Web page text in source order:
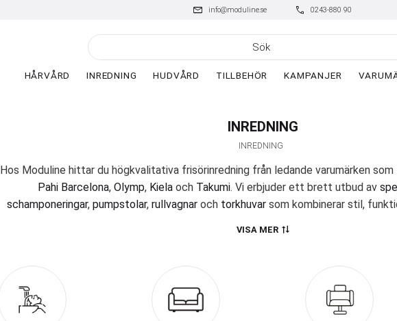
mail info@moduline.se phone 0243-880 90
HÅRVÅRD INREDNING HUDVÅRD TILLBEHÖR KAMPANJER
INREDNING
INREDNING
Hos Moduline hittar du högkvalitativa frisörinredning från ledande varumärken som
Pahi Barcelona, Olymp, Kielaoch Takumi. Vi erbjuder ett brett utbud av
schamponeringar, pumpstolar, rullvagnar och torkhuvar som kombinerar stil,
produkter från några av världens ledande märken inom frisörinredning, tillbehör
och god service är gemensamma nämnare. Vi tror på kvalitet framför kvantitet
arbetsmiljö som både ser bra ut och uppfyller alla praktiska behov för en
VISA MER